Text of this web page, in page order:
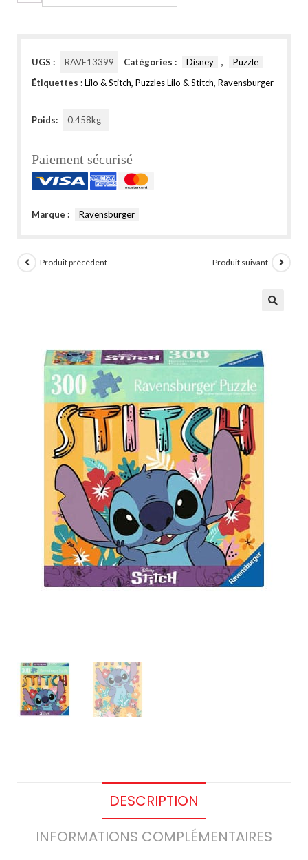
UGS : RAVE13399 Catégories : Disney ,
Puzzle
Étiquettes :Lilo & Stitch, Puzzles Lilo & Stitch, Ravensburger
Poids: 0.458kg
Paiement sécurisé
Marque : Ravensburger
Produit précédent Produit suivant
DESCRIPTION
INFORMATIONS COMPLÉMENTAIRES